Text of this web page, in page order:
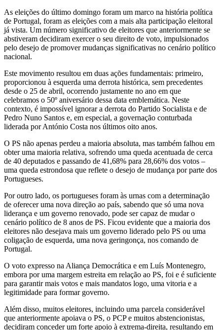
As eleições do último domingo foram um marco na história política
de Portugal, foram as eleições com a mais alta participação eleitoral
já vista. Um número significativo de eleitores que anteriormente se
abstiveram decidiram exercer o seu direito de voto, impulsionados
pelo desejo de promover mudanças significativas no cenário político
nacional.
Este movimento resultou em duas ações fundamentais: primeiro,
proporcionou à esquerda uma derrota histórica, sem precedentes
desde o 25 de abril, ocorrendo justamente no ano em que
celebramos o 50º aniversário dessa data emblemática. Neste
contexto, é impossível ignorar a derrota do Partido Socialista e de
Pedro Nuno Santos e, em especial, a governação conturbada
liderada por António Costa nos últimos oito anos.
O PS não apenas perdeu a maioria absoluta, mas também falhou em
obter uma maioria relativa, sofrendo uma queda acentuada de cerca
de 40 deputados e passando de 41,68% para 28,66% dos votos –
uma queda estrondosa que reflete o desejo de mudança por parte dos
Portugueses.
Por outro lado, os portugueses foram às urnas com a determinação
de oferecer uma nova direção ao país, sabendo que só uma nova
liderança e um governo renovado, pode ser capaz de mudar o
cenário político de 8 anos de PS. Ficou evidente que a maioria dos
eleitores não desejava mais um governo liderado pelo PS ou uma
coligação de esquerda, uma nova geringonça, nos comando de
Portugal.
O voto expresso na Aliança Democrática e em Luís Montenegro,
embora por uma margem estreita em relação ao PS, foi e é suficiente
para garantir mais votos e mais mandatos logo, uma vitoria e a
legitimidade para formar governo.
Além disso, muitos eleitores, incluindo uma parcela considerável
que anteriormente apoiava o PS, o PCP e muitos abstencionistas,
decidiram conceder um forte apoio à extrema-direita, resultando em